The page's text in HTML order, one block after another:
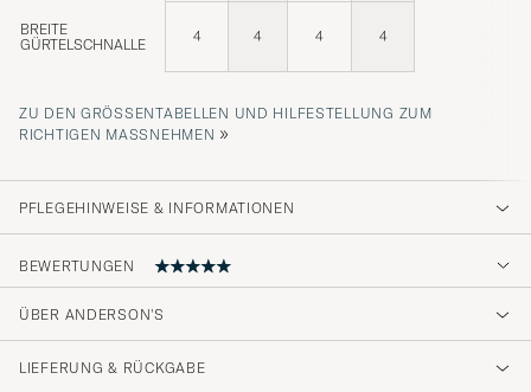
BREITE
GÜRTELSCHNALLE
4 4 4 4
ZU DEN GRÖSSENTABELLEN UND HILFESTELLUNG ZUM R
ICHTIGEN MASSNEHMEN
»
PFLEGEHINWEISE & INFORMATIONEN
BEWERTUNGEN
Som altid har vi været godt tilfreds med både
levering og kvalitet.
ÜBER ANDERSON'S
LIEFERUNG & RÜCKGABE